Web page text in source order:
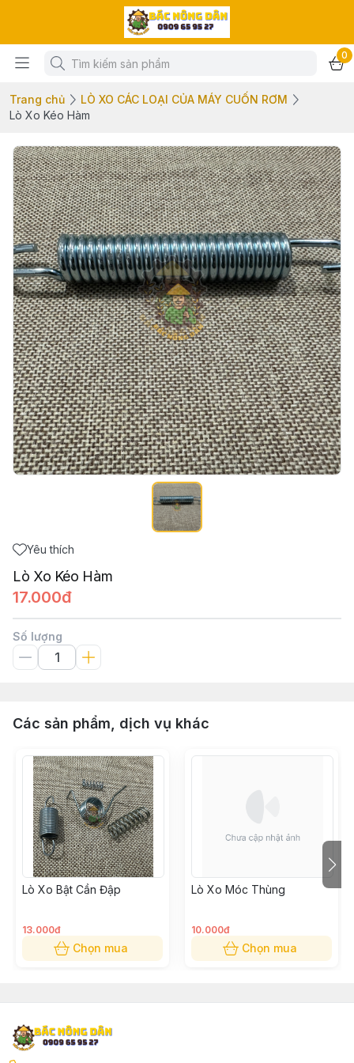
0
Trang chủ
LÒ XO CÁC LOẠI CỦA MÁY CUỐN RƠM
Lò Xo Kéo Hàm
Yêu thích
Lò Xo Kéo Hàm
17.000đ
Số lượng
Các sản phẩm, dịch vụ khác
Lò Xo Bật Cần Đập
13.000đ
Chọn mua
Lò Xo Móc Thùng
10.000đ
Chọn mua